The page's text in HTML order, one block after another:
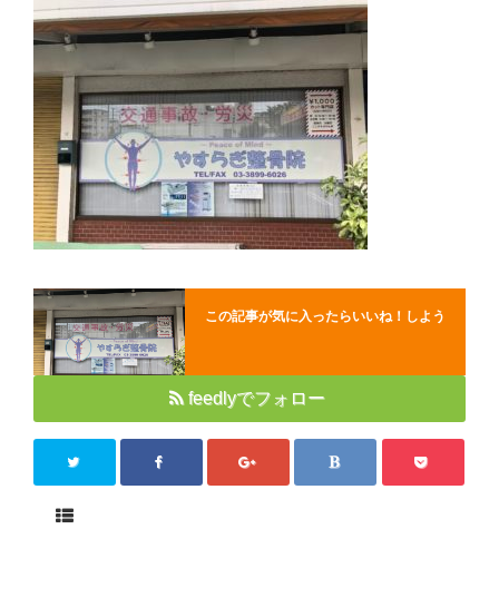
院長プロフィール
Close
この記事が気に入ったらいいね！しよう
feedlyでフォロー